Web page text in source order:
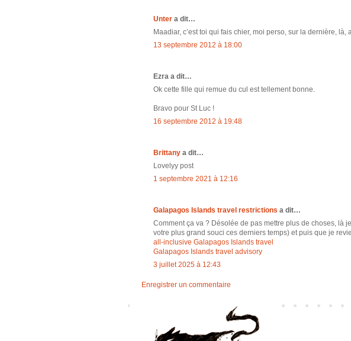
Unter a dit…
Maadiar, c’est toi qui fais chier, moi perso, sur la dernière,
13 septembre 2012 à 18:00
Ezra a dit…
Ok cette fille qui remue du cul est tellement bonne.
Bravo pour St Luc !
16 septembre 2012 à 19:48
Brittany a dit…
Lovelyy post
1 septembre 2021 à 12:16
Galapagos Islands travel restrictions a dit…
Comment ça va ? Désolée de pas mettre plus de choses, là
votre plus grand souci ces derniers temps) et puis que je
all-inclusive Galapagos Islands travel
Galapagos Islands travel advisory
3 juillet 2025 à 12:43
Enregistrer un commentaire